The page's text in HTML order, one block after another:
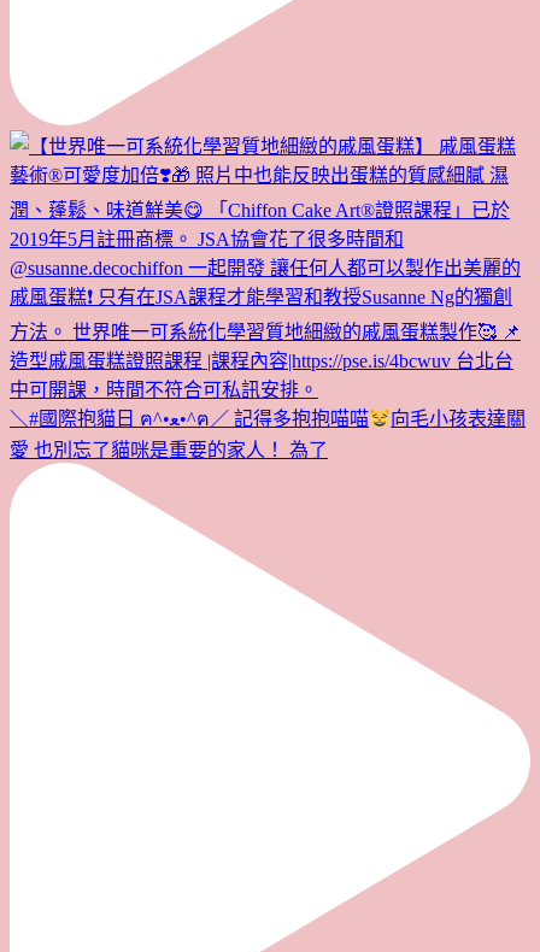
＼#國際抱貓日 ฅ^•ﻌ•^ฅ／ 記得多抱抱喵喵
向毛小孩表達關
愛 也別忘了貓咪是重要的家人！ 為了